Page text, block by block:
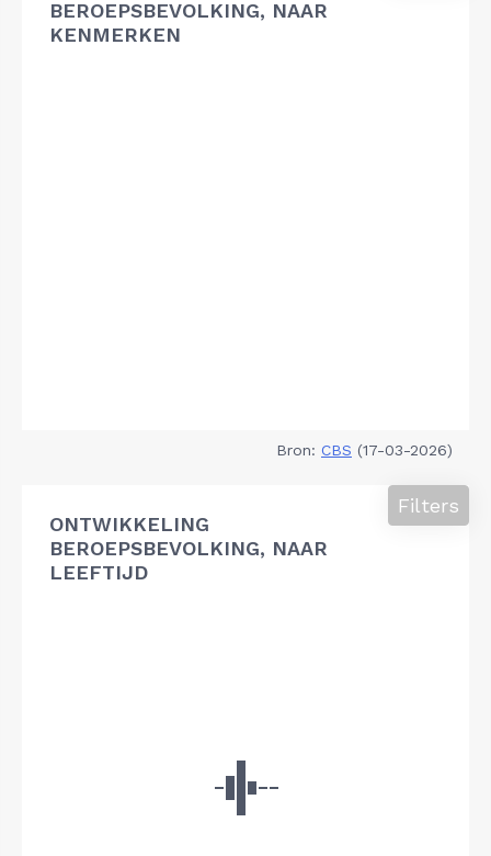
BEROEPSBEVOLKING, NAAR
KENMERKEN
Bron: CBS (17-03-2026)
ONTWIKKELING
BEROEPSBEVOLKING, NAAR
LEEFTIJD
Filters